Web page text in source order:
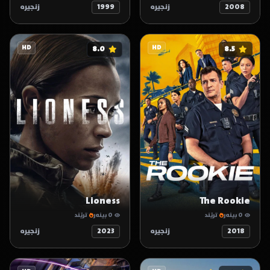
2008 زنجیرە 1999 زنجیرە
HD 8.5
The Rookie
0 بینەر ترێند
2018 زنجیرە
HD 8.0
Lioness
0 بینەر ترێند
2023 زنجیرە